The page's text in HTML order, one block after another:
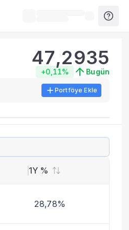
47,2935
+0,11% Bugün
Portföye Ekle
1Y %
28,78%